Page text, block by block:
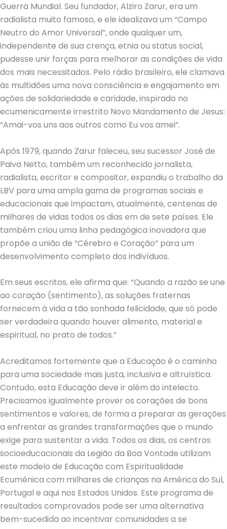
Guerra Mundial. Seu fundador, Alziro Zarur, era um
radialista muito famoso, e ele idealizava um “Campo
Neutro do Amor Universal”, onde qualquer um,
independente de sua crença, etnia ou status social,
pudesse unir forças para melhorar as condições de vida
dos mais necessitados. Pelo rádio brasileiro, ele clamava
às multidões uma nova consciência e engajamento em
ações de solidariedade e caridade, inspirado no
ecumenicamente irrestrito Novo Mandamento de Jesus:
“Amai-vos uns aos outros como Eu vos amei”.
Após 1979, quando Zarur faleceu, seu sucessor José de
Paiva Netto, também um reconhecido jornalista,
radialista, escritor e compositor, expandiu o trabalho da
LBV para uma ampla gama de programas sociais e
educacionais que impactam, atualmente, centenas de
milhares de vidas todos os dias em de sete países. Ele
também criou uma linha pedagógica inovadora que
propõe a união de “Cérebro e Coração” para um
desenvolvimento completo dos indivíduos.
Em seus escritos, ele afirma que: “Quando a razão se une
ao coração (sentimento), as soluções fraternas
fornecem à vida a tão sonhada felicidade, que só pode
ser verdadeira quando houver alimento, material e
espiritual, no prato de todos.”
Acreditamos fortemente que a Educação é o caminho
para uma sociedade mais justa, inclusiva e altruística.
Contudo, esta Educação deve ir além do intelecto.
Precisamos igualmente prover os corações de bons
sentimentos e valores, de forma a preparar as gerações
a enfrentar as grandes transformações que o mundo
exige para sustentar a vida. Todos os dias, os centros
socioeducacionais da Legião da Boa Vontade utilizam
este modelo de Educação com Espiritualidade
Ecumênica com milhares de crianças na América do Sul,
Portugal e aqui nos Estados Unidos. Este programa de
resultados comprovados pode ser uma alternativa
bem-sucedida ao incentivar comunidades a se